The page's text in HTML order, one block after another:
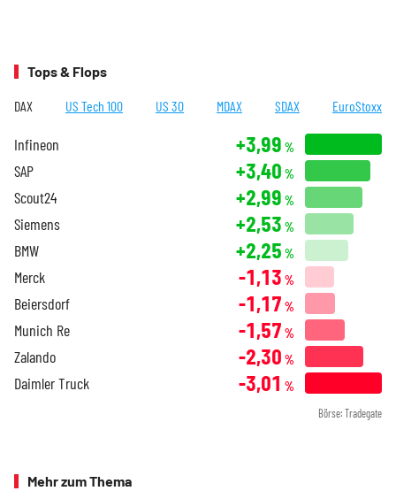
Tops & Flops
DAX US Tech 100 US 30 MDAX SDAX EuroStoxx
Infineon +3,99 %
SAP +3,40 %
Scout24 +2,99 %
Siemens +2,53 %
BMW +2,25 %
Merck -1,13 %
Beiersdorf -1,17 %
Munich Re -1,57 %
Zalando -2,30 %
Daimler Truck -3,01 %
Börse: Tradegate
Mehr zum Thema